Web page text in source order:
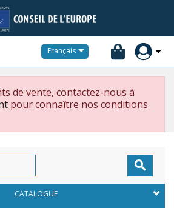
Français
de vente, contactez-nous à
pour connaître nos conditions

CATALOGUE